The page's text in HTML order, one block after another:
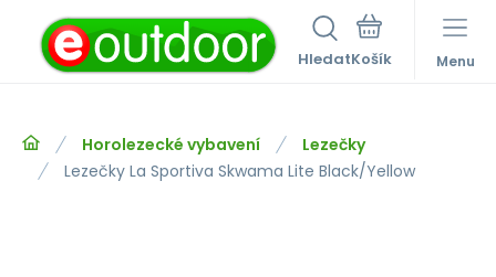
Hledat Menu
Horolezecké vybavení
Lezečky
Lezečky La Sportiva Skwama Lite Black/Yellow